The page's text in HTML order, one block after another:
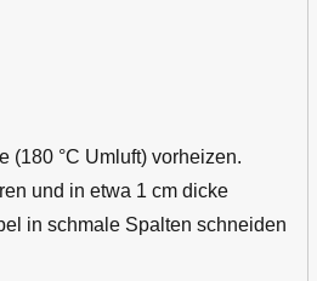
(180 °C Umluft) vorheizen.
und in etwa 1 cm dicke
in schmale Spalten schneiden